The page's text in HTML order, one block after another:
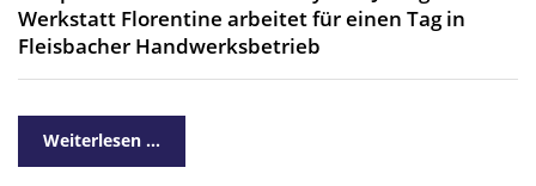
Werkstatt Florentine arbeitet für einen Tag in
Fleisbacher Handwerksbetrieb
Weiterlesen …